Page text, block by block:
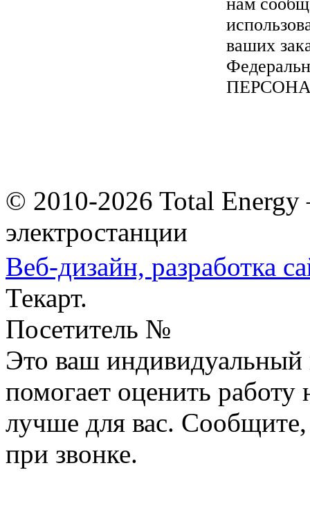
нам
ваших
© 2010-2026 Total
электростанции
Веб-дизайн, разработка
Текарт.
Посетитель №
Это ваш
помогает оценить работу
лучше для вас.
при звонке.